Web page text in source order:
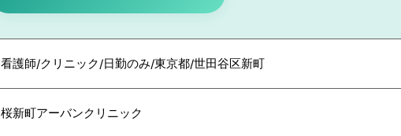
看護師/クリニック/日勤のみ/東京都/世田谷区新町
桜新町アーバンクリニック